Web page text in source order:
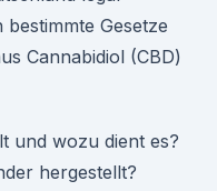
Gesetze
Cannabidiol (CBD)
und wozu dient es?
hergestellt?